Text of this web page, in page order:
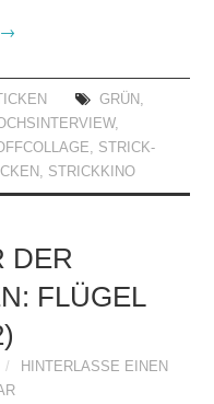
→
GRÜN ,
,
, STRICK-
, STRICKKINO
DER
FLÜGEL
HINTERLASSE EINEN